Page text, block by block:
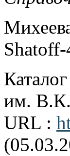
Shatoff-
им. В.К.
URL :